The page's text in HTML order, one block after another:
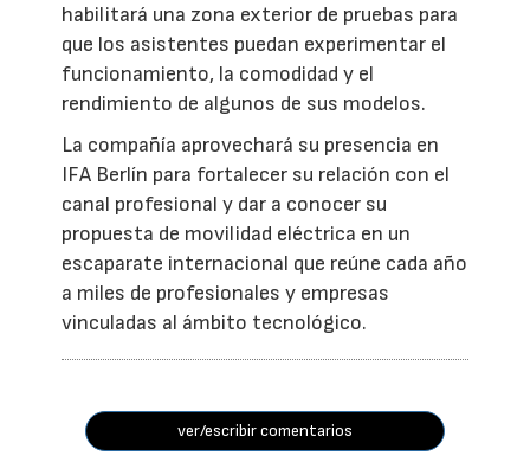
habilitará una zona exterior de pruebas para
que los asistentes puedan experimentar el
funcionamiento, la comodidad y el
rendimiento de algunos de sus modelos.
La compañía aprovechará su presencia en
IFA Berlín para fortalecer su relación con el
canal profesional y dar a conocer su
propuesta de movilidad eléctrica en un
escaparate internacional que reúne cada año
a miles de profesionales y empresas
vinculadas al ámbito tecnológico.
ver/escribir comentarios